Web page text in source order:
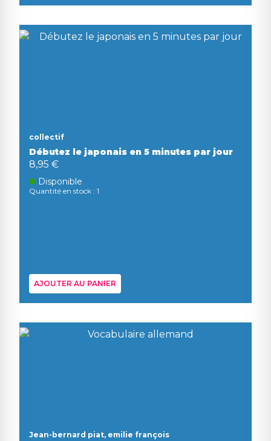
collectif
Débutez le japonais en 5 minutes par jour
8,95 €
Disponible
Quantité en stock : 1
AJOUTER AU PANIER
Jean-bernard piat, emilie françois